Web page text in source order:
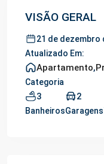
VISÃO GERAL
21 de dezembro
Atualizado Em:
Apartamento,
Categoria
3
Banheiros
2
Garagens